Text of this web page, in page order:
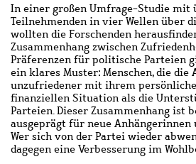
In einer großen Umfrage-Studie mit
Teilnehmenden in vier Wellen über
wollten die Forschenden
Zusammenhang zwischen
Präferenzen für politische Parteien
ein klares Muster: Menschen, die die
unzufriedener mit ihrem
finanziellen Situation als die
Parteien. Dieser Zusammenhang ist
ausgeprägt für neue Anhängerinnen
Wer sich von der Partei wieder
dagegen eine Verbesserung im